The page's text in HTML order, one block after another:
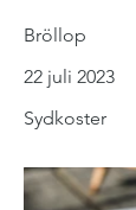
Bröllop
22 juli 2023
Sydkoster